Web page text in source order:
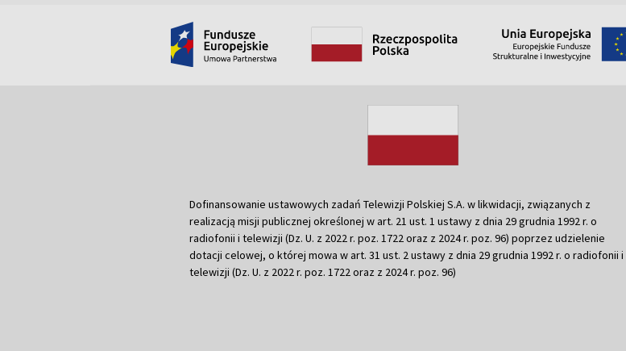
Dofinansowanie ustawowych zadań Telewizji Polskiej S.A. w likwidacji, związanych z
realizacją misji publicznej określonej w art. 21 ust. 1 ustawy z dnia 29 grudnia 1992 r. o
radiofonii i telewizji (Dz. U. z 2022 r. poz. 1722 oraz z 2024 r. poz. 96) poprzez udzielenie
dotacji celowej, o której mowa w art. 31 ust. 2 ustawy z dnia 29 grudnia 1992 r. o radiofonii i
telewizji (Dz. U. z 2022 r. poz. 1722 oraz z 2024 r. poz. 96)